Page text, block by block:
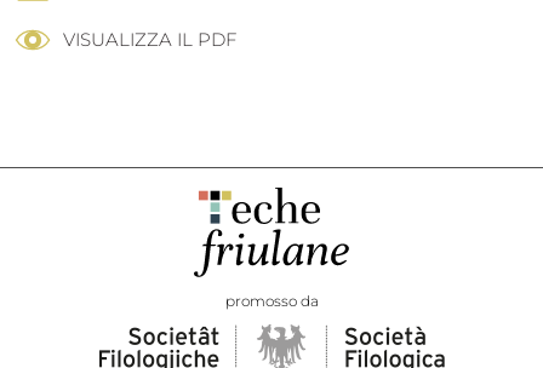
VISUALIZZA IL PDF
promosso da